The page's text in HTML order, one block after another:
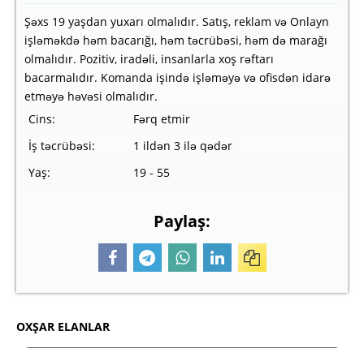
Şəxs 19 yaşdan yuxarı olmalıdır. Satış, reklam və Onlayn
işləməkdə həm bacarığı, həm təcrübəsi, həm də marağı
olmalıdır. Pozitiv, iradəli, insanlarla xoş rəftarı
bacarmalıdır. Komanda işində işləməyə və ofisdən idarə
etməyə həvəsi olmalıdır.
Cins:
Fərq etmir
İş təcrübəsi:
1 ildən 3 ilə qədər
Yaş:
19 - 55
Paylaş:
OXŞAR ELANLAR